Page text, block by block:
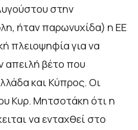
στην
ήταν παρωνυχίδα) η ΕΕ
πλειοψηφία για να
απειλή βέτο που
και Κύπρος. Οι
Κυρ. Μητσοτάκη ότι η
να ενταχθεί στο